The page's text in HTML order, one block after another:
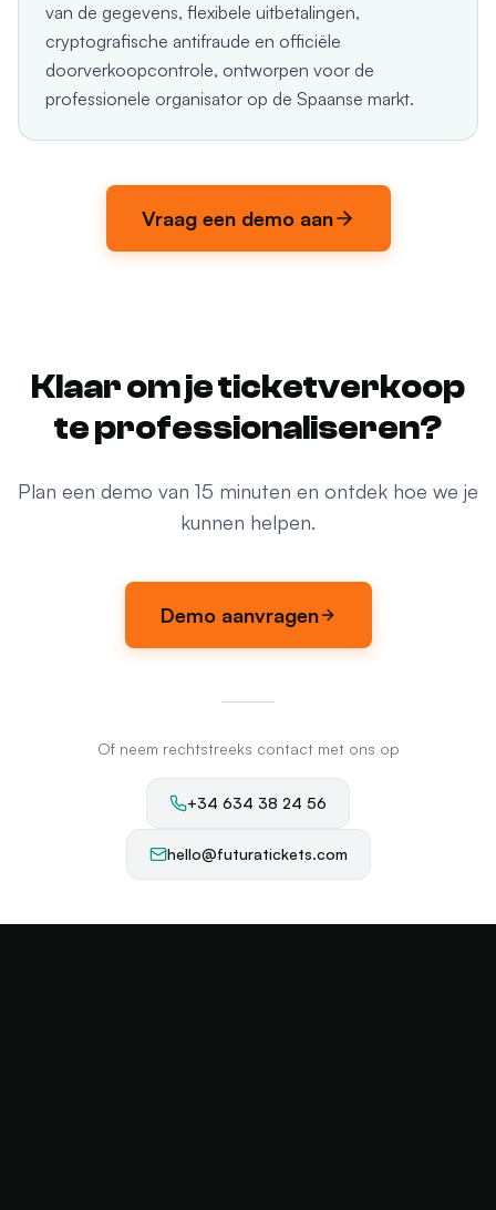
van de gegevens, flexibele uitbetalingen,
cryptografische antifraude en officiële
doorverkoopcontrole, ontworpen voor de
professionele organisator op de Spaanse markt.
Vraag een demo aan
Klaar om je ticketverkoop
te professionaliseren?
Plan een demo van 15 minuten en ontdek hoe we je
kunnen helpen.
Demo aanvragen
Of neem rechtstreeks contact met ons op
+34 634 38 24 56
hello@futuratickets.com